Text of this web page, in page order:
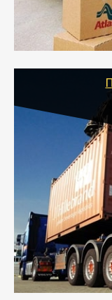
- Тайгер
качественно
службы или
оформлением
от 10
- Доставка
объемов
паллеты и
России с
- Тайгер